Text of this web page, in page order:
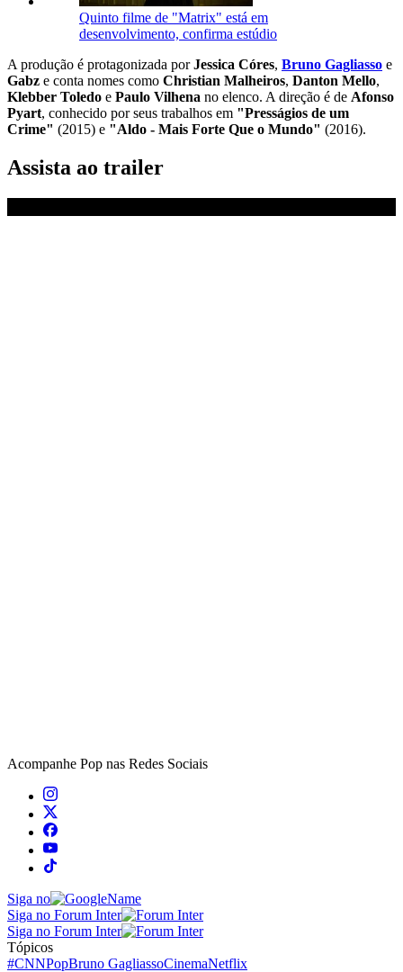
Quinto filme de "Matrix" está em
desenvolvimento, confirma estúdio
A produção é protagonizada porJessica Córes, Bruno Gagliasso e
Gabz e conta nomes como Christian Malheiros, Danton Mello,
Klebber Toledo e Paulo Vilhena no elenco. A direção é de Afonso
Pyart, conhecido por seus trabalhos em "Presságios de um
Crime" (2015) e "Aldo - Mais Forte Que o Mundo" (2016).
Assista ao trailer
Acompanhe Pop nas Redes Sociais
Siga no
Siga no Forum Inter
Siga no Forum Inter
Tópicos
#CNNPopBruno GagliassoCinemaNetflix